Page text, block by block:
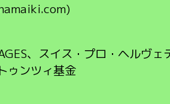
、スイス・プロ・ヘルヴ
ゥンツィ基金